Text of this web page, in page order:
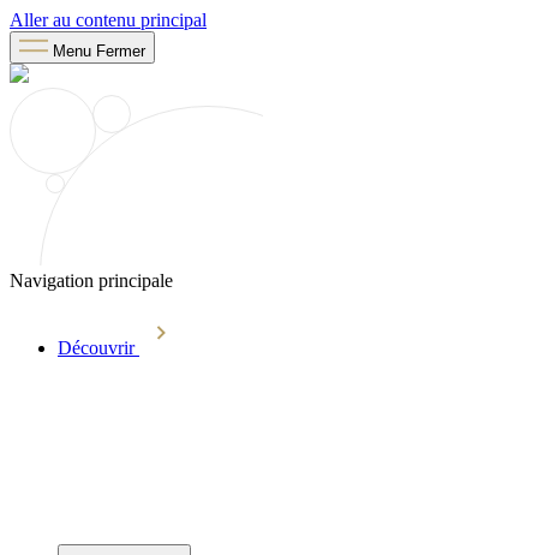
Aller au contenu principal
Menu Fermer
Navigation principale
Découvrir